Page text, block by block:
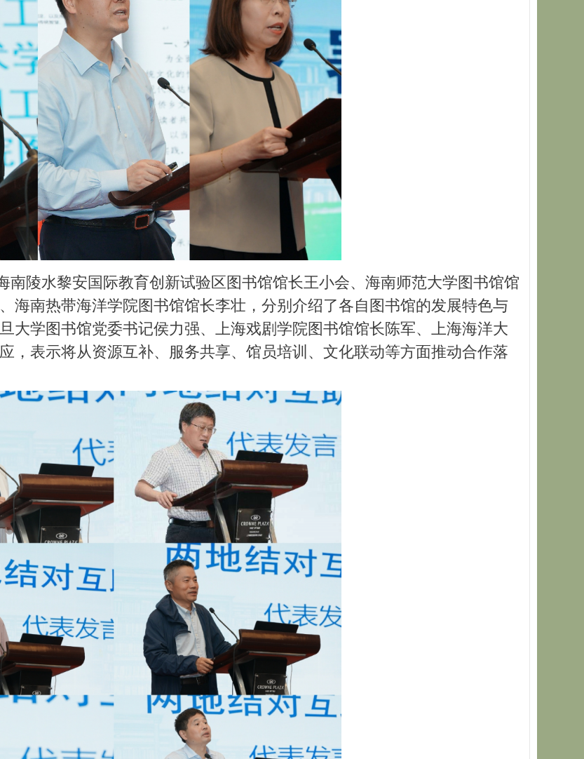
水黎安国际教育创新试验区图书馆馆长王小会、海南师范大学图书馆馆
海南热带海洋学院图书馆馆长李壮，分别介绍了各自图书馆的发展特色与
大学图书馆党委书记侯力强、上海戏剧学院图书馆馆长陈军、上海海洋大
，表示将从资源互补、服务共享、馆员培训、文化联动等方面推动合作落